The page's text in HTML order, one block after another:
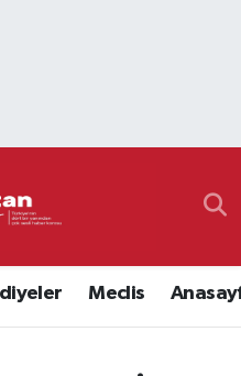
Meclis
ve Fikstür